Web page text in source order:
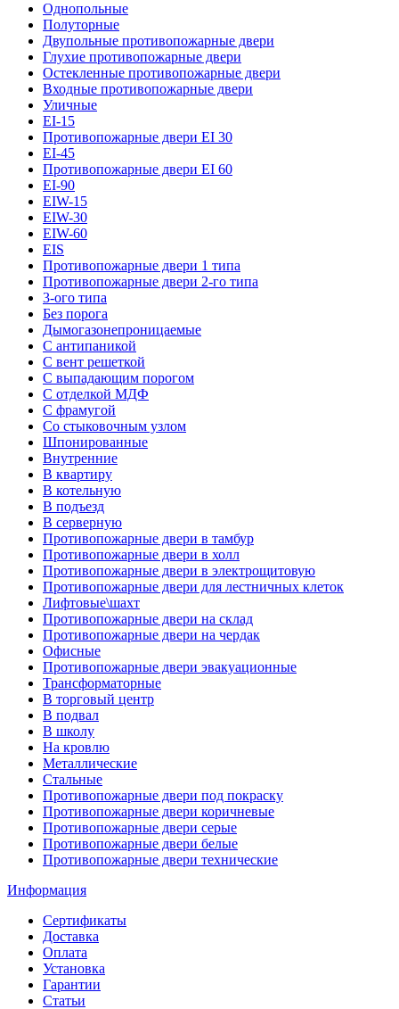
Однопольные
Полуторные
Двупольные противопожарные двери
Глухие противопожарные двери
Остекленные противопожарные двери
Входные противопожарные двери
Уличные
EI-15
Противопожарные двери EI 30
EI-45
Противопожарные двери EI 60
EI-90
EIW-15
EIW-30
EIW-60
EIS
Противопожарные двери 1 типа
Противопожарные двери 2-го типа
3-ого типа
Без порога
Дымогазонепроницаемые
С антипаникой
С вент решеткой
С выпадающим порогом
С отделкой МДФ
С фрамугой
Со стыковочным узлом
Шпонированные
Внутренние
В квартиру
В котельную
В подъезд
В серверную
Противопожарные двери в тамбур
Противопожарные двери в холл
Противопожарные двери в электрощитовую
Противопожарные двери для лестничных клеток
Лифтовые\шахт
Противопожарные двери на склад
Противопожарные двери на чердак
Офисные
Противопожарные двери эвакуационные
Трансформаторные
В торговый центр
В подвал
В школу
На кровлю
Металлические
Стальные
Противопожарные двери под покраску
Противопожарные двери коричневые
Противопожарные двери серые
Противопожарные двери белые
Противопожарные двери технические
Информация
Сертификаты
Доставка
Оплата
Установка
Гарантии
Статьи